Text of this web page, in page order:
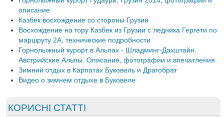
описание
Казбек восхождение со стороны Грузии
Восхождение на гору Казбек из Грузии с ледника Гергети по
маршруту 2А, технические подробности
Горнолыжный курорт в Альпах - Шладминг-Дахштайн.
Австрийские Альпы. Описание, фотографии и впечатления.
Зимний отдых в Карпатах Буковель и Драгобрат
Видео о зимнем отдыхе в Буковеле
КОРИСНІ СТАТТІ